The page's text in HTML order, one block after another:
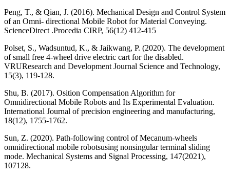
Peng, T., & Qian, J. (2016). Mechanical Design and Control System
of an Omni- directional Mobile Robot for Material Conveying.
ScienceDirect .Procedia CIRP, 56(12) 412-415
Polset, S., Wadsuntud, K., & Jaikwang, P. (2020). The development
of small free 4-wheel drive electric cart for the disabled.
VRUResearch and Development Journal Science and Technology,
15(3), 119-128.
Shu, B. (2017). Osition Compensation Algorithm for
Omnidirectional Mobile Robots and Its Experimental Evaluation.
International Journal of precision engineering and manufacturing,
18(12), 1755-1762.
Sun, Z. (2020). Path-following control of Mecanum-wheels
omnidirectional mobile robotsusing nonsingular terminal sliding
mode. Mechanical Systems and Signal Processing, 147(2021),
107128.